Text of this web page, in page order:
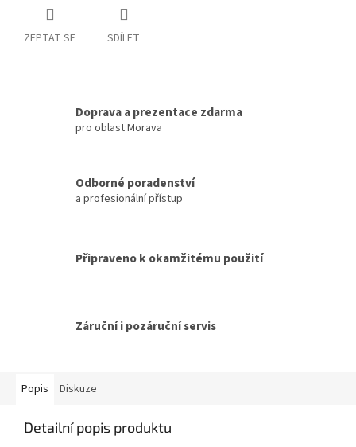
ZEPTAT SE SDÍLET
Doprava a prezentace zdarma
pro oblast Morava
Odborné poradenství
a profesionální přístup
Připraveno k okamžitému použití
Záruční i pozáruční servis
Popis Diskuze
Detailní popis produktu